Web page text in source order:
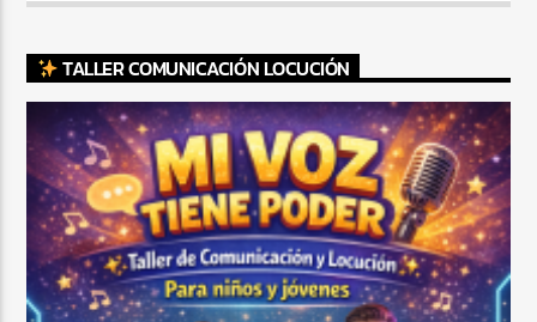
TALLER COMUNICACIÓN LOCUCIÓN